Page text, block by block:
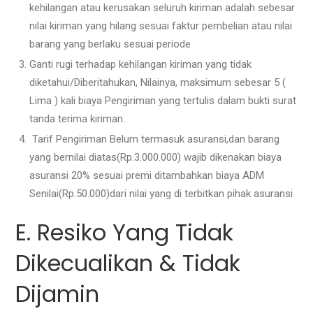
kehilangan atau kerusakan seluruh kiriman adalah sebesar
nilai kiriman yang hilang sesuai faktur pembelian atau nilai
barang yang berlaku sesuai periode
Ganti rugi terhadap kehilangan kiriman yang tidak
diketahui/Diberitahukan, Nilainya, maksimum sebesar 5 (
Lima ) kali biaya Pengiriman yang tertulis dalam bukti surat
tanda terima kiriman.
Tarif Pengiriman Belum termasuk asuransi,dan barang
yang bernilai diatas(Rp.3.000.000) wajib dikenakan biaya
asuransi 20% sesuai premi ditambahkan biaya ADM
Senilai(Rp.50.000)dari nilai yang di terbitkan pihak asuransi
E. Resiko Yang Tidak
Dikecualikan & Tidak
Dijamin